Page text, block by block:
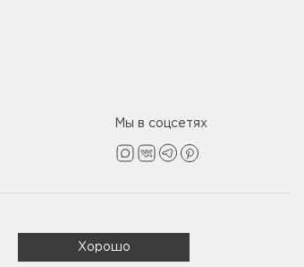
Мы в соцсетях
Хорошо